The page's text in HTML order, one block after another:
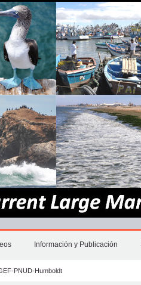
Información y Publicación
PNUD-Humboldt